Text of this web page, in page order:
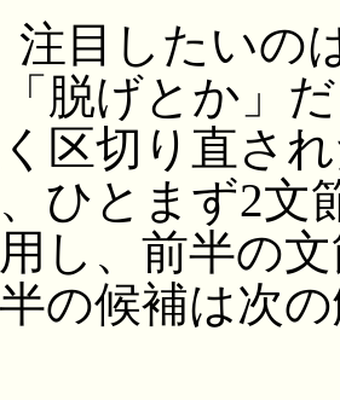
注目したいの
脱げとか」
区切り直さ
ひとまず2文
し、前半の
の候補は次